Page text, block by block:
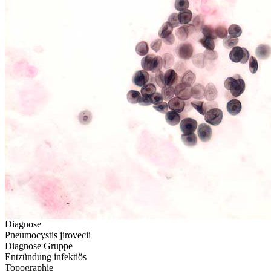
Diagnose
Pneumocystis jirovecii
Diagnose Gruppe
Entzündung infektiös
Topographie